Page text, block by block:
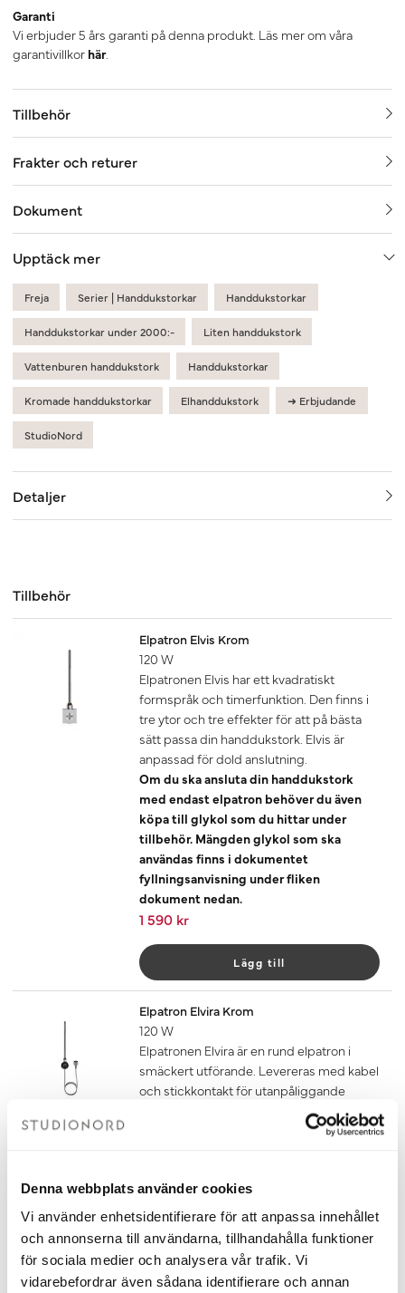
Denna webbplats använder cookies
Vi använder enhetsidentifierare för att anpassa innehållet
och annonserna till användarna, tillhandahålla funktioner
för sociala medier och analysera vår trafik. Vi
vidarebefordrar även sådana identifierare och annan
Garanti
Vi erbjuder 5 års garanti på denna produkt. Läs mer om våra
garantivillkor här.
Tillbehör
Frakter och returer
Dokument
Upptäck mer
Freja Serier | Handdukstorkar Handdukstorkar
Handdukstorkar under 2000:- Liten handdukstork
Vattenburen handdukstork Handdukstorkar
Kromade handdukstorkar Elhanddukstork ➜ Erbjudande
StudioNord
Detaljer
Tillbehör
Elpatron Elvis Krom
120 W
Elpatronen Elvis har ett kvadratiskt
formspråk och timerfunktion. Den finns i
tre ytor och tre effekter för att på bästa
sätt passa din handdukstork. Elvis är
anpassad för dold anslutning.
Om du ska ansluta din handdukstork
med endast elpatron behöver du även
köpa till glykol som du hittar under
tillbehör. Mängden glykol som ska
användas finns i dokumentet
fyllningsanvisning under fliken
dokument nedan.
1 590 kr
Lägg till
Elpatron Elvira Krom
120 W
Elpatronen Elvira är en rund elpatron i
smäckert utförande. Levereras med kabel
och stickkontakt för utanpåliggande
Om du ska ansluta din handdukstork
tillbehör. Mängden glykol som ska
användas finns i dokumentet
fyllningsanvisning under fliken
dokument nedan.
1 490 kr